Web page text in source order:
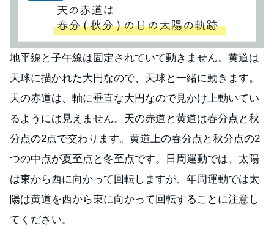
地平線と子午線は固定されていて動きません。黄道は
天球に描かれた大円なので、天球と一緒に動きます。
天の赤道は、軸に垂直な大円なので見かけ上動いてい
るようには見えません。天の赤道と黄道は春分点と秋
分点の2点で交わります。黄道上の春分点と秋分点の2
つの中点が夏至点と冬至点です。日周運動では、太陽
は東から西に向かって回転しますが、年周運動では太
陽は黄道を西から東に向かって回転することに注意し
てください。